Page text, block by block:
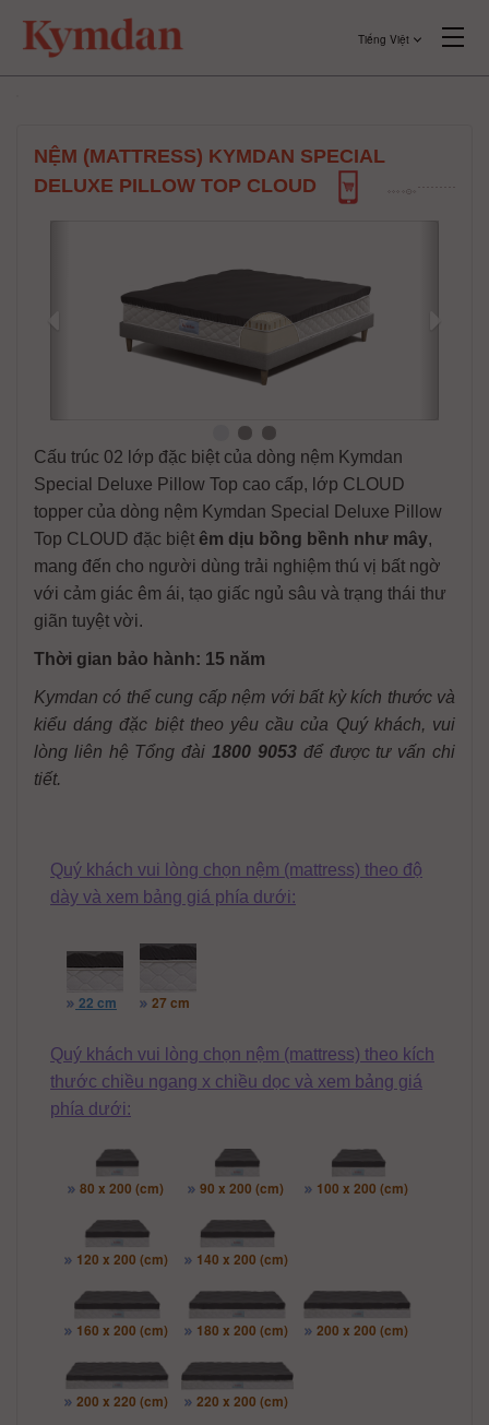
Tiếng Việt
NỆM (MATTRESS) KYMDAN SPECIAL
DELUXE PILLOW TOP CLOUD
Cấu trúc 02 lớp đặc biệt của dòng nệm Kymdan
Special Deluxe Pillow Top cao cấp, lớp CLOUD
topper của dòng nệm Kymdan Special Deluxe Pillow
Top CLOUD đặc biệt êm dịu bồng bềnh như mây,
mang đến cho người dùng trải nghiệm thú vị bất ngờ
với cảm giác êm ái, tạo giấc ngủ sâu và trạng thái thư
giãn tuyệt vời.
Thời gian bảo hành: 15 năm
Kymdan có thể cung cấp nệm với bất kỳ kích thước và
kiểu dáng đặc biệt theo yêu cầu của Quý khách, vui
lòng liên hệ Tổng đài1800 9053để được tư vấn chi
tiết.
Quý khách vui lòng chọn nệm (mattress) theo độ
dày và xem bảng giá phía dưới:
27 cm
22 cm
Quý khách vui lòng chọn nệm (mattress) theo kích
thước chiều ngang x chiều dọc và xem bảng giá
phía dưới:
80 x 200 (cm) 90 x 200 (cm) 100 x 200 (cm)
120 x 200 (cm) 140 x 200 (cm)
160 x 200 (cm) 180 x 200 (cm) 200 x 200 (cm)
200 x 220 (cm) 220 x 200 (cm)